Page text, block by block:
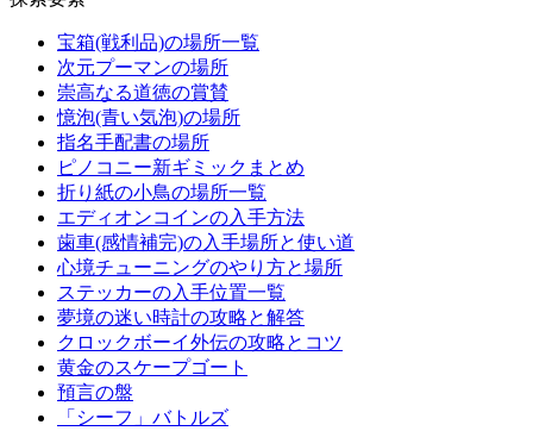
宝箱(戦利品)の場所一覧
次元プーマンの場所
崇高なる道徳の賞賛
憶泡(青い気泡)の場所
指名手配書の場所
ピノコニー新ギミックまとめ
折り紙の小鳥の場所一覧
エディオンコインの入手方法
歯車(感情補完)の入手場所と使い道
心境チューニングのやり方と場所
ステッカーの入手位置一覧
夢境の迷い時計の攻略と解答
クロックボーイ外伝の攻略とコツ
黄金のスケープゴート
預言の盤
「シーフ」バトルズ